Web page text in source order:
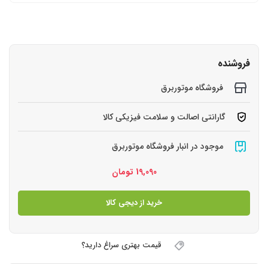
فروشنده
فروشگاه موتوربرق
گارانتی اصالت و سلامت فیزیکی کالا
موجود در انبار فروشگاه موتوربرق
19,090 تومان
خرید از دیجی کالا
قیمت بهتری سراغ دارید؟